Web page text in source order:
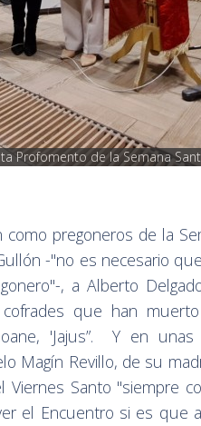
Profomento de la Semana
pregoneros de la
-"no es necesario
, a Alberto
que han
'Jajus”. Y en
Magín Revillo, de su
Viernes Santo "siempre
el Encuentro si es que